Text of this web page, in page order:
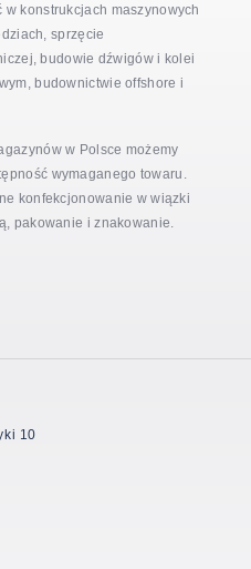
konstrukcjach maszynowych
sprzęcie
budowie dźwigów i kolei
budownictwie offshore i
w Polsce możemy
wymaganego towaru.
konfekcjonowanie w wiązki
pakowanie i znakowanie.
10